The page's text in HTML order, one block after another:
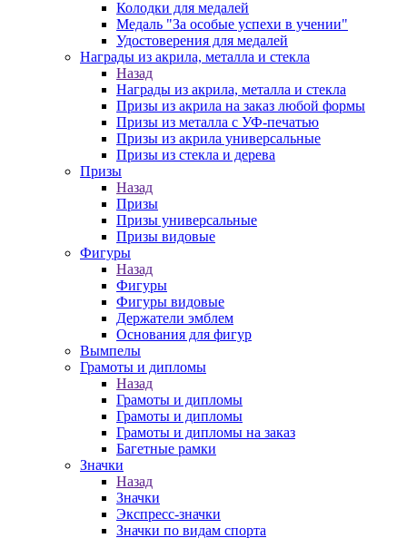
Колодки для медалей
Медаль "За особые успехи в учении"
Удостоверения для медалей
Награды из акрила, металла и стекла
Назад
Награды из акрила, металла и стекла
Призы из акрила на заказ любой формы
Призы из металла с УФ-печатью
Призы из акрила универсальные
Призы из стекла и дерева
Призы
Назад
Призы
Призы универсальные
Призы видовые
Фигуры
Назад
Фигуры
Фигуры видовые
Держатели эмблем
Основания для фигур
Вымпелы
Грамоты и дипломы
Назад
Грамоты и дипломы
Грамоты и дипломы
Грамоты и дипломы на заказ
Багетные рамки
Значки
Назад
Значки
Экспресс-значки
Значки по видам спорта